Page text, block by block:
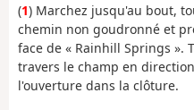
(1) Marchez jusqu'au bout,
chemin non goudronné et
face de « Rainhill Springs ».
travers le champ en
l'ouverture dans la clôture.